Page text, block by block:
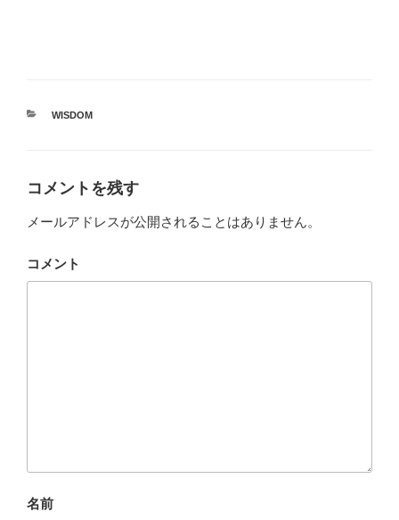
カ
ー
WISDOM
コメントを残す
メールアドレスが公開されることはありません。
コメント
名前